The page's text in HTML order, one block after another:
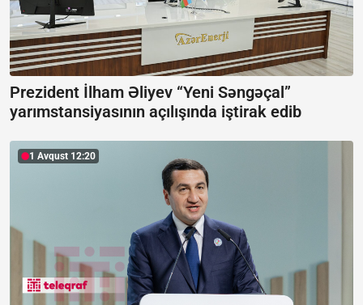
Prezident İlham Əliyev “Yeni Səngəçal”
yarımstansiyasının açılışında iştirak edib
1 Avqust 12:20